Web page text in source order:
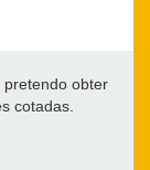
pretendo obter
cotadas.